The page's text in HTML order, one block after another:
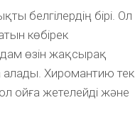
белгілердің бірі. Ол
көбірек
өзін жақсырақ
алады. Хиромантию тек
ойға жетелейді және